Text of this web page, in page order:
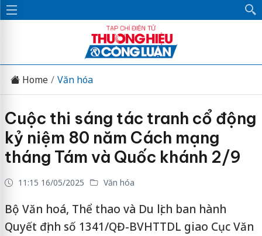
Home Văn hóa
Cuộc thi sáng tác tranh cổ động
kỷ niệm 80 năm Cách mạng
tháng Tám và Quốc khánh 2/9
11:15 16/05/2025 Văn hóa
Bộ Văn hoá, Thể thao và Du lịch ban hành
Quyết định số 1341/QĐ-BVHTTDL giao Cục Văn